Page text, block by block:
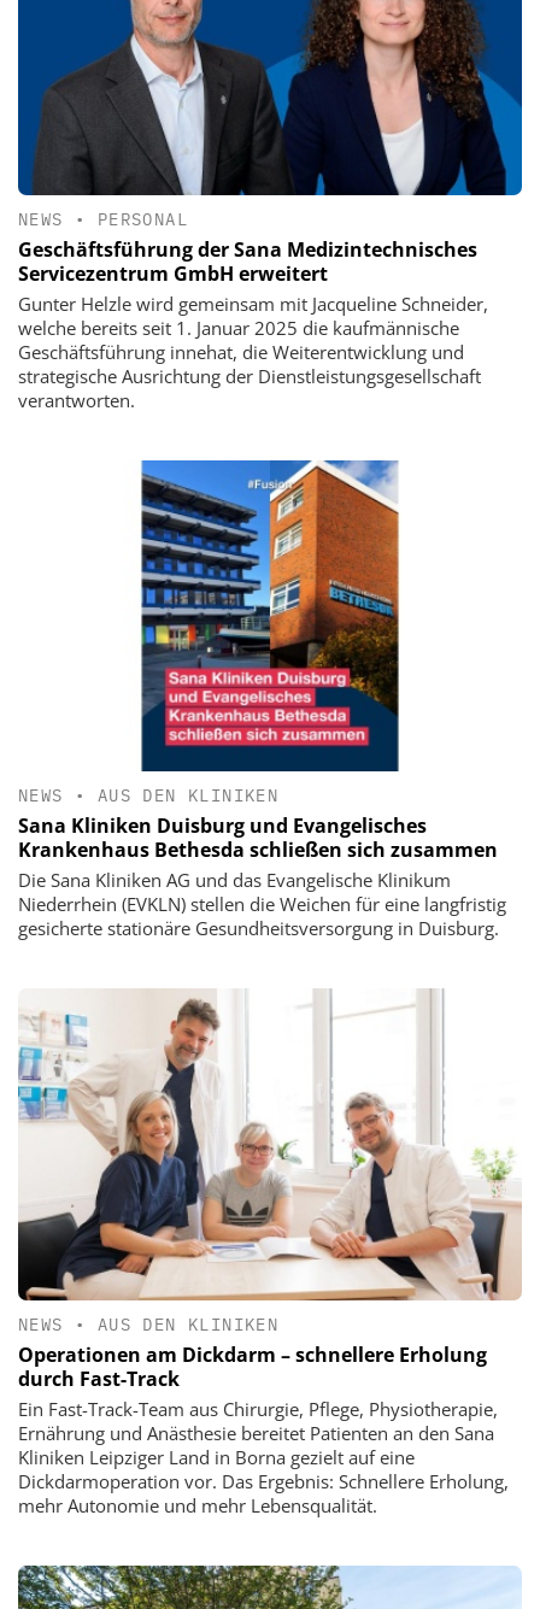
NEWS • PERSONAL
Geschäftsführung der Sana Medizintechnisches
Servicezentrum GmbH erweitert
Gunter Helzle wird gemeinsam mit Jacqueline Schneider,
welche bereits seit 1. Januar 2025 die kaufmännische
Geschäftsführung innehat, die Weiterentwicklung und
strategische Ausrichtung der Dienstleistungsgesellschaft
verantworten.
NEWS • AUS DEN KLINIKEN
Sana Kliniken Duisburg und Evangelisches
Krankenhaus Bethesda schließen sich zusammen
Die Sana Kliniken AG und das Evangelische Klinikum
Niederrhein (EVKLN) stellen die Weichen für eine langfristig
gesicherte stationäre Gesundheitsversorgung in Duisburg.
NEWS • AUS DEN KLINIKEN
Operationen am Dickdarm – schnellere Erholung
durch Fast-Track
Ein Fast-Track-Team aus Chirurgie, Pflege, Physiotherapie,
Ernährung und Anästhesie bereitet Patienten an den Sana
Kliniken Leipziger Land in Borna gezielt auf eine
Dickdarmoperation vor. Das Ergebnis: Schnellere Erholung,
mehr Autonomie und mehr Lebensqualität.